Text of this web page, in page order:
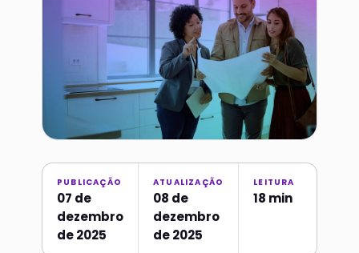
PUBLICAÇÃO
07 de
dezembro
de 2025
ATUALIZAÇÃO
08 de
dezembro
de 2025
LEITURA
18 min